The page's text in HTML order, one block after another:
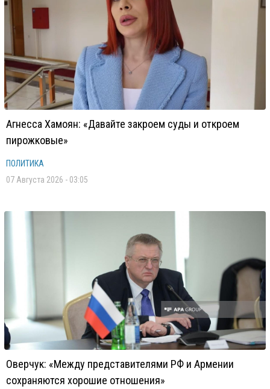
Агнесса Хамоян: «Давайте закроем суды и откроем
пирожковые»
ПОЛИТИКА
07 Августа 2026 - 03:05
Оверчук: «Между представителями РФ и Армении
сохраняются хорошие отношения»